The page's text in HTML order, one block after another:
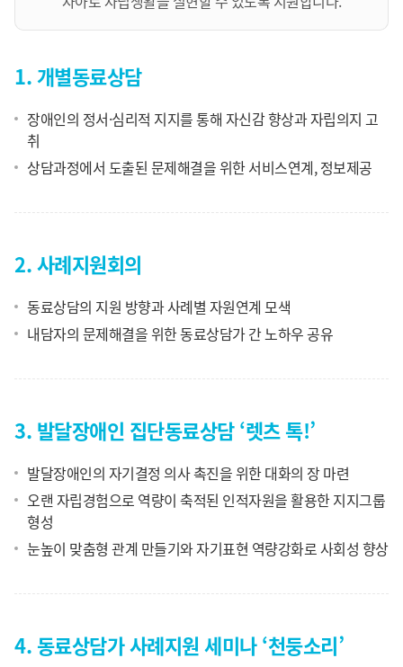
1. 개별동료상담
장애인의 정서·심리적 지지를 통해 자신감 향상과 자립의지 고
취
상담과정에서 도출된 문제해결을 위한 서비스연계, 정보제공
2. 사례지원회의
동료상담의 지원 방향과 사례별 자원연계 모색
내담자의 문제해결을 위한 동료상담가 간 노하우 공유
3. 발달장애인 집단동료상담 ‘렛츠 톡!’
발달장애인의 자기결정 의사 촉진을 위한 대화의 장 마련
오랜 자립경험으로 역량이 축적된 인적자원을 활용한 지지그룹
형성
눈높이 맞춤형 관계 만들기와 자기표현 역량강화로 사회성 향상
4. 동료상담가 사례지원 세미나 ‘천둥소리’